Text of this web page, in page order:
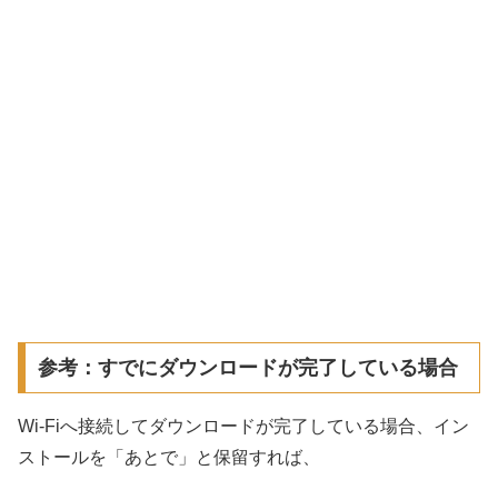
参考：すでにダウンロードが完了している場合
Wi-Fiへ接続してダウンロードが完了している場合、イン
ストールを「あとで」と保留すれば、